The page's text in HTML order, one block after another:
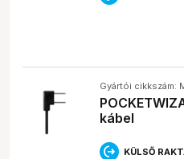
Gyártói cikkszám:
kábel
KÜLSŐ